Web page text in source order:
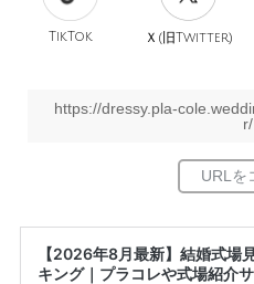
TikTok Ｘ(旧Twitter)
https://dressy.pla-
r/
【2026年8月最新】結婚式場
キング｜プラコレや式場紹介